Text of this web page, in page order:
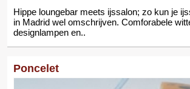
Hippe loungebar meets ijssalon; zo kun je
in Madrid wel omschrijven. Comforabele
designlampen en..
Poncelet